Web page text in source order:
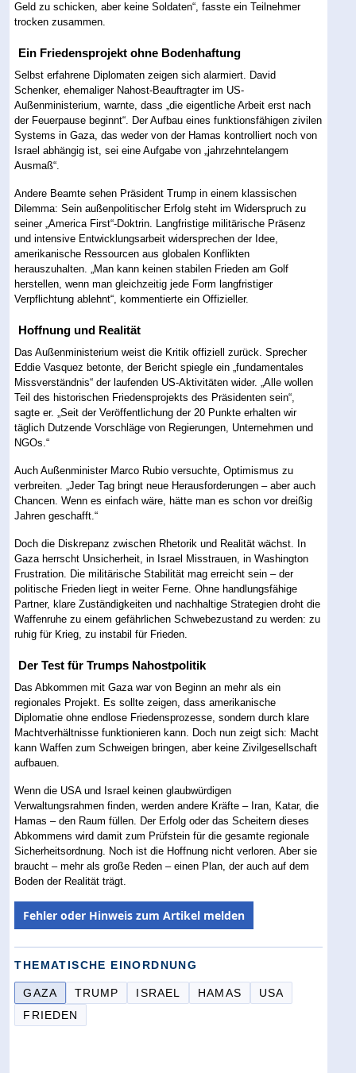
Geld zu schicken, aber keine Soldaten“, fasste ein Teilnehmer
trocken zusammen.
Ein Friedensprojekt ohne Bodenhaftung
Selbst erfahrene Diplomaten zeigen sich alarmiert. David
Schenker, ehemaliger Nahost-Beauftragter im US-
Außenministerium, warnte, dass „die eigentliche Arbeit erst nach
der Feuerpause beginnt“. Der Aufbau eines funktionsfähigen zivilen
Systems in Gaza, das weder von der Hamas kontrolliert noch von
Israel abhängig ist, sei eine Aufgabe von „jahrzehntelangem
Ausmaß“.
Andere Beamte sehen Präsident Trump in einem klassischen
Dilemma: Sein außenpolitischer Erfolg steht im Widerspruch zu
seiner „America First“-Doktrin. Langfristige militärische Präsenz
und intensive Entwicklungsarbeit widersprechen der Idee,
amerikanische Ressourcen aus globalen Konflikten
herauszuhalten. „Man kann keinen stabilen Frieden am Golf
herstellen, wenn man gleichzeitig jede Form langfristiger
Verpflichtung ablehnt“, kommentierte ein Offizieller.
Hoffnung und Realität
Das Außenministerium weist die Kritik offiziell zurück. Sprecher
Eddie Vasquez betonte, der Bericht spiegle ein „fundamentales
Missverständnis“ der laufenden US-Aktivitäten wider. „Alle wollen
Teil des historischen Friedensprojekts des Präsidenten sein“,
sagte er. „Seit der Veröffentlichung der 20 Punkte erhalten wir
täglich Dutzende Vorschläge von Regierungen, Unternehmen und
NGOs.“
Auch Außenminister Marco Rubio versuchte, Optimismus zu
verbreiten. „Jeder Tag bringt neue Herausforderungen – aber auch
Chancen. Wenn es einfach wäre, hätte man es schon vor dreißig
Jahren geschafft.“
Doch die Diskrepanz zwischen Rhetorik und Realität wächst. In
Gaza herrscht Unsicherheit, in Israel Misstrauen, in Washington
Frustration. Die militärische Stabilität mag erreicht sein – der
politische Frieden liegt in weiter Ferne. Ohne handlungsfähige
Partner, klare Zuständigkeiten und nachhaltige Strategien droht die
Waffenruhe zu einem gefährlichen Schwebezustand zu werden: zu
ruhig für Krieg, zu instabil für Frieden.
Der Test für Trumps Nahostpolitik
Das Abkommen mit Gaza war von Beginn an mehr als ein
regionales Projekt. Es sollte zeigen, dass amerikanische
Diplomatie ohne endlose Friedensprozesse, sondern durch klare
Machtverhältnisse funktionieren kann. Doch nun zeigt sich: Macht
kann Waffen zum Schweigen bringen, aber keine Zivilgesellschaft
aufbauen.
Wenn die USA und Israel keinen glaubwürdigen
Verwaltungsrahmen finden, werden andere Kräfte – Iran, Katar, die
Hamas – den Raum füllen. Der Erfolg oder das Scheitern dieses
Abkommens wird damit zum Prüfstein für die gesamte regionale
Sicherheitsordnung. Noch ist die Hoffnung nicht verloren. Aber sie
braucht – mehr als große Reden – einen Plan, der auch auf dem
Boden der Realität trägt.
Fehler oder Hinweis zum Artikel melden
THEMATISCHE EINORDNUNG
GAZA TRUMP ISRAEL HAMAS
USA
FRIEDEN